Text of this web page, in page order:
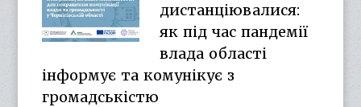
дистанціювалися:
як під час пандемії
влада області
інформує та комунікує з
громадськістю